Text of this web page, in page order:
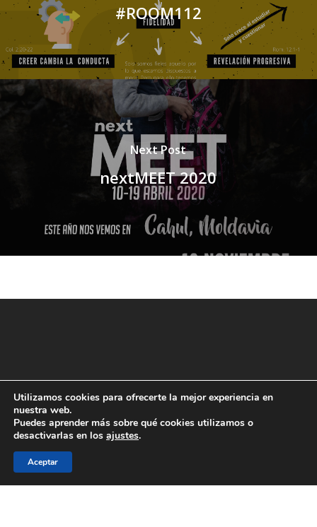
#ROOM112
Next Post
nextMEET 2020
© 2026 JAE Online.
Utilizamos cookies para ofrecerte la mejor experiencia en
nuestra web.
Puedes aprender más sobre qué cookies utilizamos o
desactivarlas en los ajustes.
Aceptar